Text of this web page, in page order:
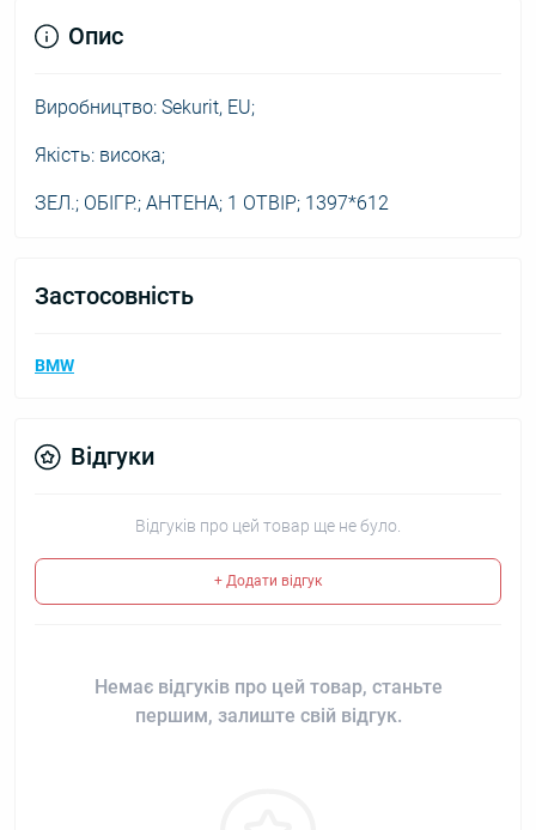
Опис
Виробництво: Sekurit, EU;
Якість: висока;
ЗЕЛ.; ОБІГР.; АНТЕНА; 1 ОТВІР; 1397*612
Застосовність
BMW
Відгуки
Відгуків про цей товар ще не було.
+ Додати відгук
Немає відгуків про цей товар, станьте
першим, залиште свій відгук.